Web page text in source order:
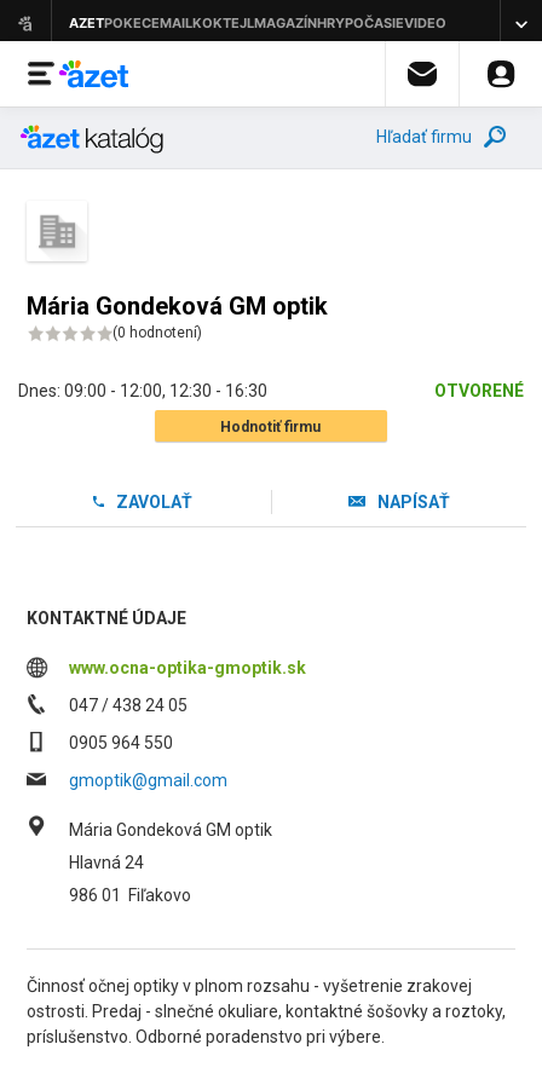
Hľadať firmu
Mária Gondeková GM optik
(0 hodnotení)
Dnes: 09:00 - 12:00, 12:30 - 16:30 OTVORENÉ
Hodnotiť firmu
ZAVOLAŤ NAPÍSAŤ
KONTAKTNÉ ÚDAJE
www.ocna-optika-gmoptik.sk
047 / 438 24 05
0905 964 550
gmoptik@gmail.com
Mária Gondeková GM optik
Hlavná 24
986 01
Fiľakovo
Činnosť očnej optiky v plnom rozsahu - vyšetrenie zrakovej
ostrosti. Predaj - slnečné okuliare, kontaktné šošovky a roztoky,
príslušenstvo. Odborné poradenstvo pri výbere.